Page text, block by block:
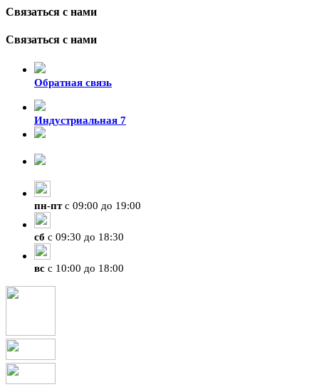
Связаться с нами
Связаться с нами
Обратная связь
Индустриальная 7
пн-птс 09:00 до 19:00
сб с 09:30 до 18:30
вс с 10:00 до 18:00